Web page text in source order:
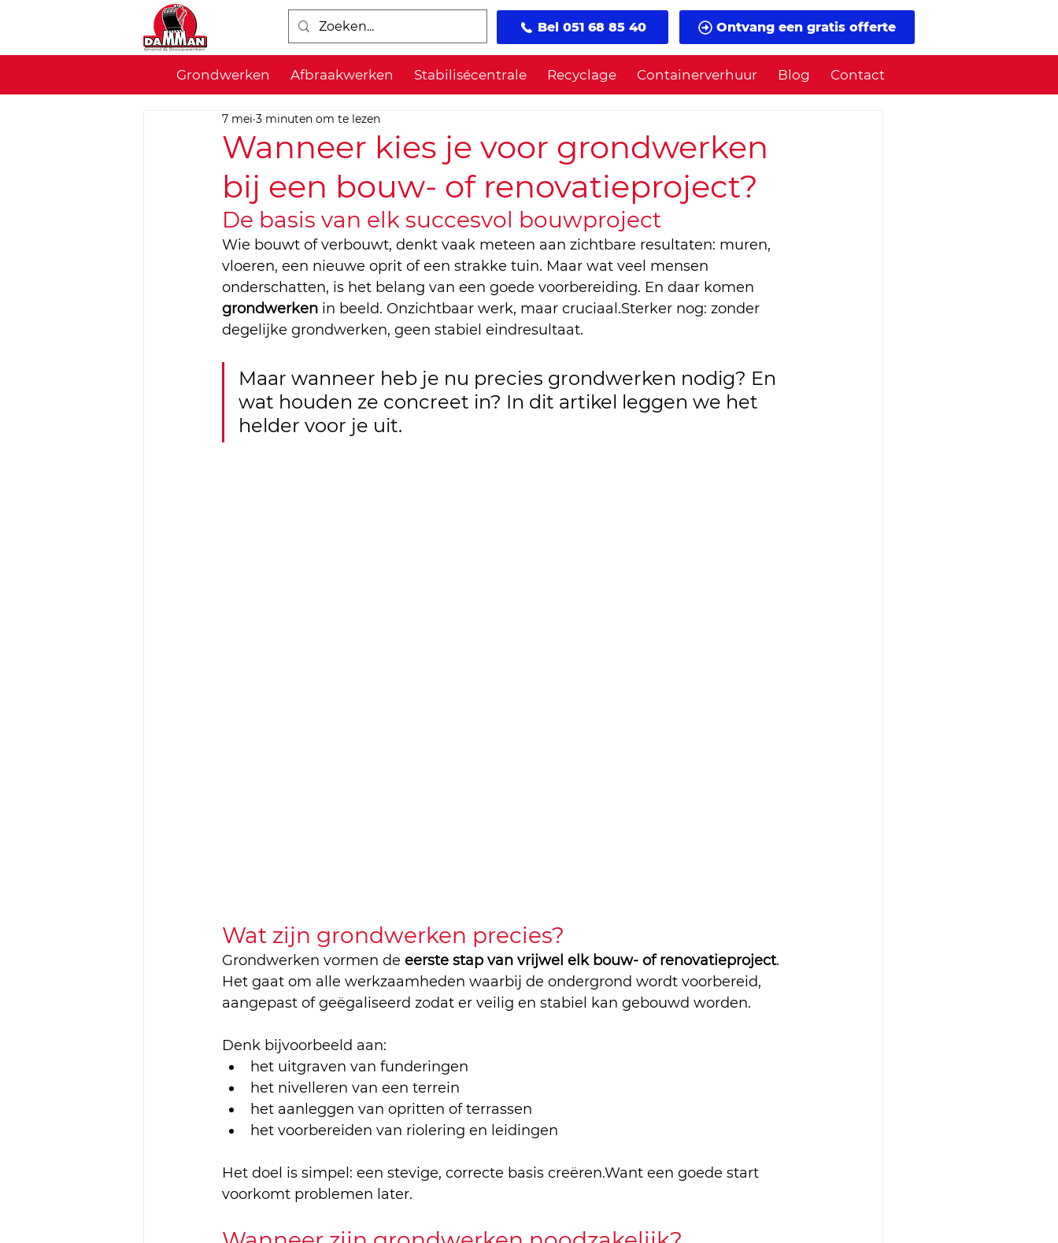
Bel 051 68 85 40 Ontvang een gratis offerte
Grondwerken Afbraakwerken Stabilisécentrale Recyclage Containerverhuur Blog Contact
Wanneer kies je voor grondwerken
bij een bouw- of renovatieproject?
7 mei 3 minuten om te lezen
De basis van elk succesvol bouwproject
Wie bouwt of verbouwt, denkt vaak meteen aan zichtbare resultaten: muren,
vloeren, een nieuwe oprit of een strakke tuin. Maar wat veel mensen
onderschatten, is het belang van een goede voorbereiding. En daar komen
grondwerken in beeld. Onzichtbaar werk, maar cruciaal.Sterker nog: zonder
degelijke grondwerken, geen stabiel eindresultaat.
Maar wanneer heb je nu precies grondwerken nodig? En
wat houden ze concreet in? In dit artikel leggen we het
helder voor je uit.
Wat zijn grondwerken precies?
Grondwerken vormen de eerste stap van vrijwel elk bouw- of renovatieproject.
Het gaat om alle werkzaamheden waarbij de ondergrond wordt voorbereid,
aangepast of geëgaliseerd zodat er veilig en stabiel kan gebouwd worden.
Denk bijvoorbeeld aan:
het uitgraven van funderingen
het nivelleren van een terrein
het aanleggen van opritten of terrassen
het voorbereiden van riolering en leidingen
Het doel is simpel: een stevige, correcte basis creëren.Want een goede start
voorkomt problemen later.